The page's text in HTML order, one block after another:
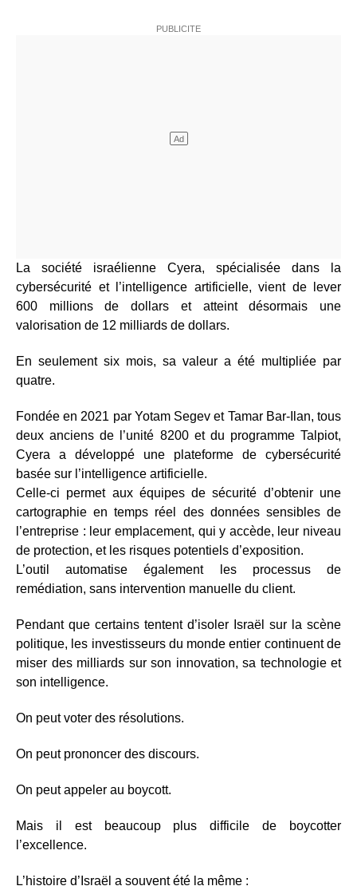
La société israélienne Cyera, spécialisée dans la
cybersécurité et l’intelligence artificielle, vient de lever
600 millions de dollars et atteint désormais une
valorisation de 12 milliards de dollars.
En seulement six mois, sa valeur a été multipliée par
quatre.
Fondée en 2021 par Yotam Segev et Tamar Bar-Ilan, tous
deux anciens de l’unité 8200 et du programme Talpiot,
Cyera a développé une plateforme de cybersécurité
basée sur l’intelligence artificielle.
Celle-ci permet aux équipes de sécurité d’obtenir une
cartographie en temps réel des données sensibles de
l’entreprise : leur emplacement, qui y accède, leur niveau
de protection, et les risques potentiels d’exposition.
L’outil automatise également les processus de
remédiation, sans intervention manuelle du client.
Pendant que certains tentent d’isoler Israël sur la scène
politique, les investisseurs du monde entier continuent de
miser des milliards sur son innovation, sa technologie et
son intelligence.
On peut voter des résolutions.
On peut prononcer des discours.
On peut appeler au boycott.
Mais il est beaucoup plus difficile de boycotter
l’excellence.
L’histoire d’Israël a souvent été la même :